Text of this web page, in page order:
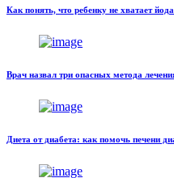
Как понять, что ребенку не хватает
Врач назвал три опасных метода
Диета от диабета: как помочь печени